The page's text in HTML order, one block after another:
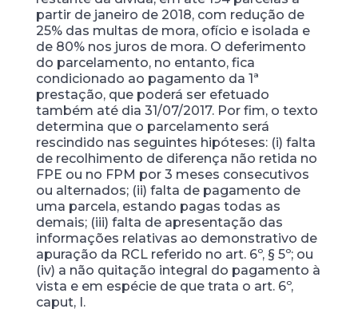
partir de janeiro de 2018, com redução de
25% das multas de mora, ofício e isolada e
de 80% nos juros de mora. O deferimento
do parcelamento, no entanto, fica
condicionado ao pagamento da 1ª
prestação, que poderá ser efetuado
também até dia 31/07/2017. Por fim, o texto
determina que o parcelamento será
rescindido nas seguintes hipóteses: (i) falta
de recolhimento de diferença não retida no
FPE ou no FPM por 3 meses consecutivos
ou alternados; (ii) falta de pagamento de
uma parcela, estando pagas todas as
demais; (iii) falta de apresentação das
informações relativas ao demonstrativo de
apuração da RCL referido no art. 6º, § 5º; ou
(iv) a não quitação integral do pagamento à
vista e em espécie de que trata o art. 6º,
caput, I.